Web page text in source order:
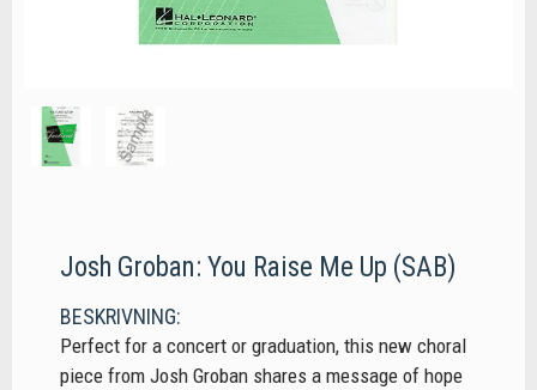
Josh Groban: You Raise Me Up (SAB)
BESKRIVNING:
Perfect for a concert or graduation, this new choral
piece from Josh Groban shares a message of hope